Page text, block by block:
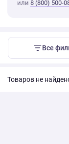
или 8 (800) 500-
Все
Товаров не